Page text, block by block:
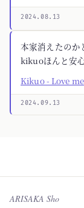
2024.08.13
本家消えたのか
kikuoほんと安
Kikuo - Love
2024.09.13
ARISAKA Sho